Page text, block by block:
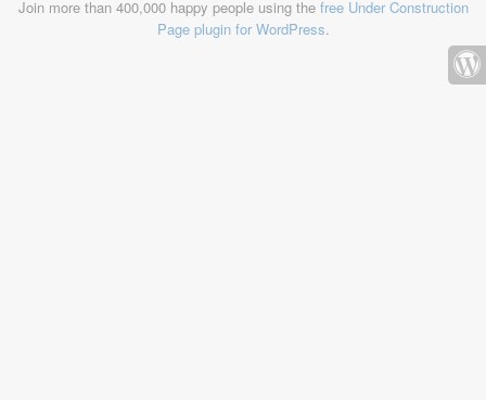
Join more than 400,000 happy people using the free Under Construction
Page plugin for WordPress.